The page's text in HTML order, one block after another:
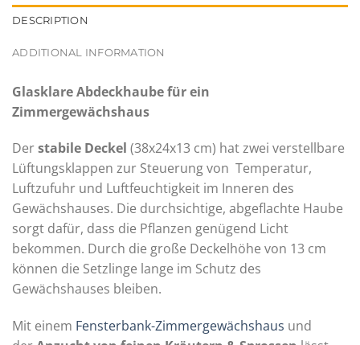
DESCRIPTION
ADDITIONAL INFORMATION
Glasklare Abdeckhaube für ein
Zimmergewächshaus
Derstabile Deckel (38x24x13 cm) hat zwei verstellbare
Lüftungsklappen zur Steuerung von Temperatur,
Luftzufuhr und Luftfeuchtigkeit im Inneren des
Gewächshauses. Die durchsichtige, abgeflachte Haube
sorgt dafür, dass die Pflanzen genügend Licht
bekommen. Durch die große Deckelhöhe von 13 cm
können die Setzlinge lange im Schutz des
Gewächshauses bleiben.
Mit einem Fensterbank-Zimmergewächshaus und